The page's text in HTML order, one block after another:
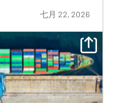
七月 22, 2026